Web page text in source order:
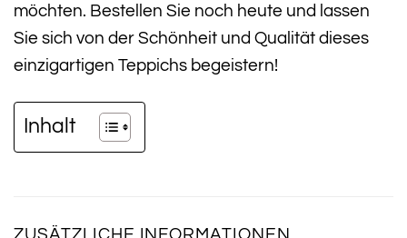
möchten. Bestellen Sie noch heute und lassen
Sie sich von der Schönheit und Qualität dieses
einzigartigen Teppichs begeistern!
Inhalt
ZUSÄTZLICHE INFORMATIONEN